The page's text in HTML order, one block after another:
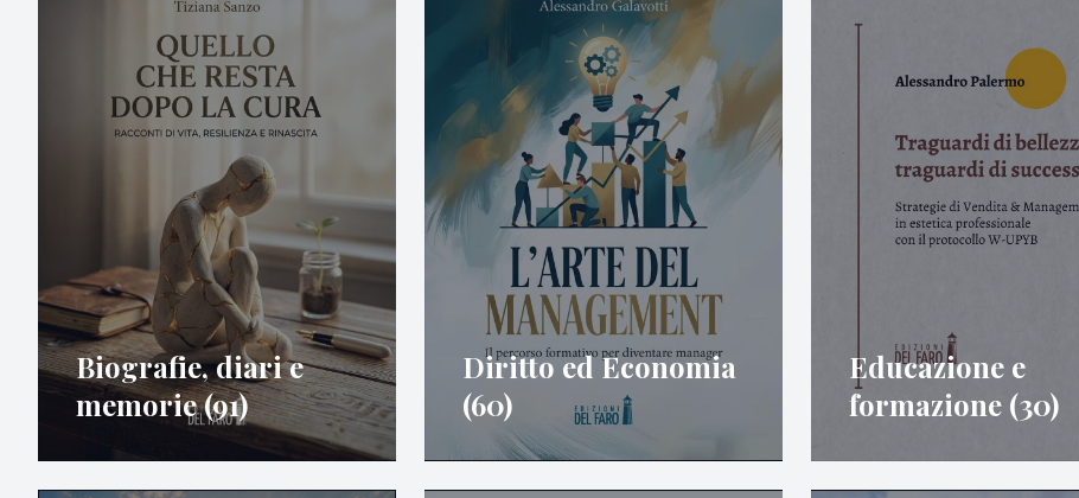
Biografie, diari e
memorie (91)
Diritto ed Economia
(60)
Educazione e
formazione (30)